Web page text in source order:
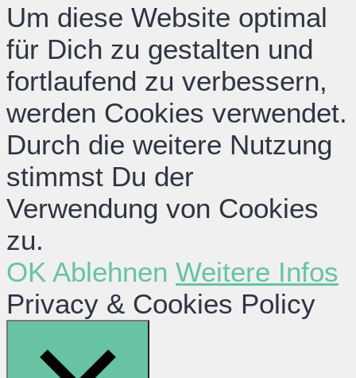
Um diese Website optimal
für Dich zu gestalten und
fortlaufend zu verbessern,
werden Cookies verwendet.
Durch die weitere Nutzung
stimmst Du der
Verwendung von Cookies
zu.
OK Ablehnen Weitere Infos
Privacy & Cookies Policy